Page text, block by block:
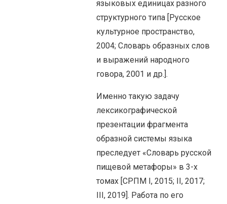
языковых единицах разного
структурного типа [Русское
культурное пространство,
2004; Словарь образных слов
и выражений народного
говора, 2001 и др.].
Именно такую задачу
лексикографической
презентации фрагмента
образной системы языка
преследует «Словарь русской
пищевой метафоры» в 3-х
томах [СРПМ I, 2015; II, 2017;
III, 2019]. Работа по его